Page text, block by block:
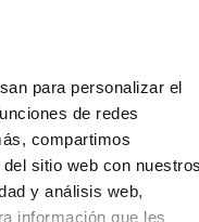
para personalizar el
de redes
compartimos
sitio web con
y análisis web,
información que les
IV ya está aquí